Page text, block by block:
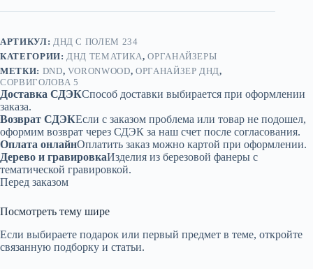
АРТИКУЛ: ДНД С ПОЛЕМ 234
КАТЕГОРИИ: ДНД ТЕМАТИКА,ОРГАНАЙЗЕРЫ
МЕТКИ: DND, VORONWOOD, ОРГАНАЙЗЕР ДНД,
СОРВИГОЛОВА 5
Доставка СДЭКСпособ доставки выбирается при оформлении
заказа.
Возврат СДЭКЕсли с заказом проблема или товар не подошел,
оформим возврат через СДЭК за наш счет после согласования.
Оплата онлайнОплатить заказ можно картой при оформлении.
Дерево и гравировкаИзделия из березовой фанеры с
тематической гравировкой.
Перед заказом
Посмотреть тему шире
Если выбираете подарок или первый предмет в теме, откройте
связанную подборку и статьи.